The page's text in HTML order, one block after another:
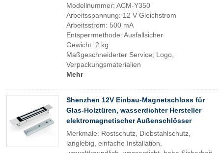
Modellnummer: ACM-Y350
Arbeitsspannung: 12 V Gleichstrom
Arbeitsstrom: 500 mA
Entsperrmethode: Ausfallsicher
Gewicht: 2 kg
Maßgeschneiderter Service; Logo,
Verpackungsmaterialien
Mehr
Shenzhen 12V Einbau-Magnetschloss für
Glas-Holztüren, wasserdichter Hersteller
elektromagnetischer Außenschlösser
Merkmale: Rostschutz, Diebstahlschutz,
langlebig, einfache Installation,